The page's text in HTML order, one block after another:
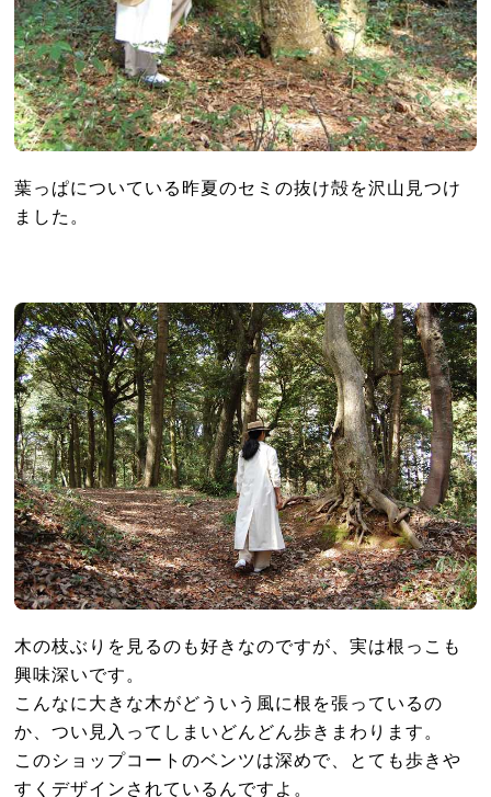
葉っぱについている昨夏のセミの抜け殻を沢山見つけ
ました。
木の枝ぶりを見るのも好きなのですが、実は根っこも
興味深いです。
こんなに大きな木がどういう風に根を張っているの
か、つい見入ってしまいどんどん歩きまわります。
このショップコートのベンツは深めで、とても歩きや
すくデザインされているんですよ。